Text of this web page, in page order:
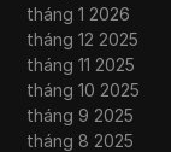
tháng 1 2026
tháng 12 2025
tháng 11 2025
tháng 10 2025
tháng 9 2025
tháng 8 2025